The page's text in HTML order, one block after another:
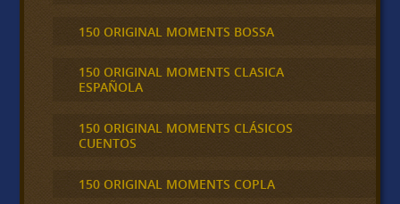
150 ORIGINAL MOMENTS BOSSA
150 ORIGINAL MOMENTS CLASICA
ESPAÑOLA
150 ORIGINAL MOMENTS CLÁSICOS
CUENTOS
150 ORIGINAL MOMENTS COPLA